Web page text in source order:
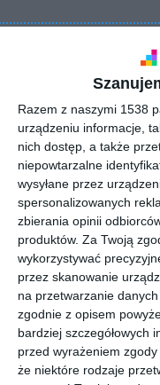
Razem z naszymi 1538
urządzeniu informacje,
nich dostęp, a także
niepowtarzalne
wysyłane przez
spersonalizowanych
zbierania opinii
produktów. Za Twoją
wykorzystywać
przez skanowanie
na przetwarzanie
zgodnie z opisem
bardziej szczegółowych
przed wyrażeniem
że niektóre rodzaje
oraz
Aranżacja łazienki z
AUTOR:JN Studio Joanna
DODAJ DO
UDOSTĘPNIJ
Pozostałe zdjęcia w
piętrowego domu